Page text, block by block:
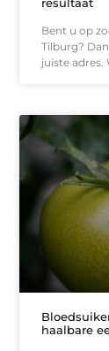
Bent u op
Tilburg?
juiste adres.
haalbare